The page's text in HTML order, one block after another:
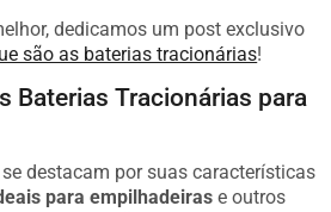
dedicamos um post exclusivo
são as baterias tracionárias!
Baterias Tracionárias para
destacam por suas características
para empilhadeiras e outros